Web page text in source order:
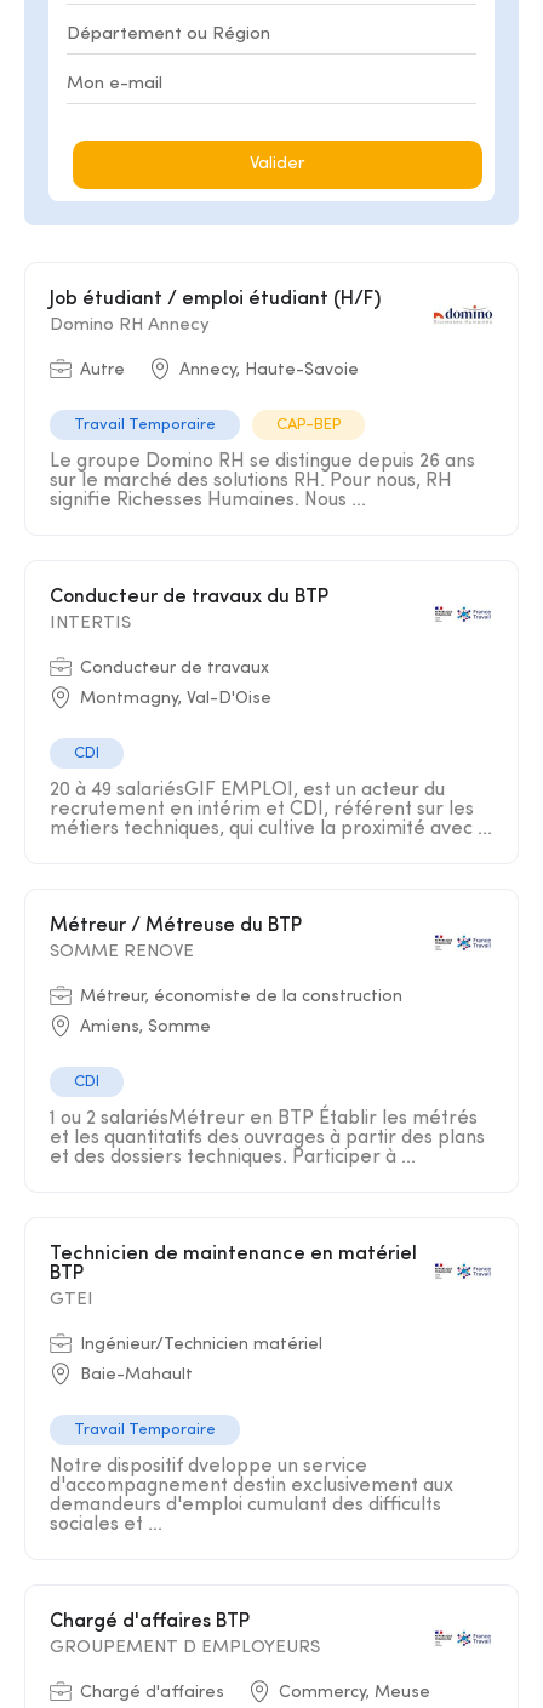
Valider
Job étudiant / emploi étudiant (H/F)
Domino RH Annecy
Autre Annecy, Haute-Savoie
Travail Temporaire CAP-BEP
Le groupe Domino RH se distingue depuis 26 ans
sur le marché des solutions RH. Pour nous, RH
signifie Richesses Humaines. Nous ...
Conducteur de travaux du BTP
INTERTIS
Conducteur de travaux
Montmagny, Val-D'Oise
CDI
20 à 49 salariésGIF EMPLOI, est un acteur du
recrutement en intérim et CDI, référent sur les
métiers techniques, qui cultive la proximité avec ...
Métreur / Métreuse du BTP
SOMME RENOVE
Métreur, économiste de la construction
Amiens, Somme
CDI
1 ou 2 salariésMétreur en BTP Établir les métrés
et les quantitatifs des ouvrages à partir des plans
et des dossiers techniques. Participer à ...
BTP
GTEI
Ingénieur/Technicien matériel
Baie-Mahault
Travail Temporaire
Notre dispositif dveloppe un service
d'accompagnement destin exclusivement aux
demandeurs d'emploi cumulant des difficults
sociales et ...
Chargé d'affaires BTP
GROUPEMENT D EMPLOYEURS
Chargé d'affaires Commercy, Meuse